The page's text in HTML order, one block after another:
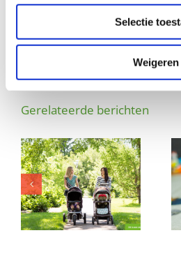
Selectie
Weigeren
Deel dit verhaal, kies
Facebook
X
Gerelateerde berichten
Wil jij ook zo vrolijk
worden van haar
gebrabbel?